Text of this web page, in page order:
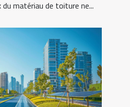
matériau de toiture ne...